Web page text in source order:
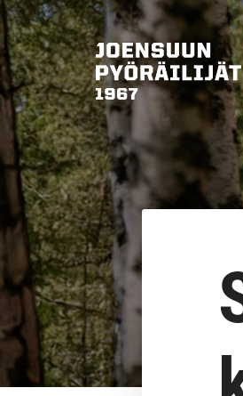
Siirry
sivun
sisältöön
Joensuun